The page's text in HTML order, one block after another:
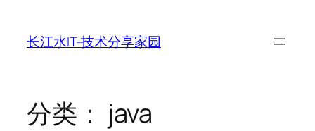
长江水IT-技术分享家园
分类： java